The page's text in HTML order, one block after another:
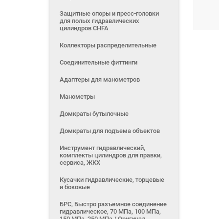
Защитные опоры и пресс-головки
для полых гидравлических
цилиндров CHFA
Коллекторы распределительные
Соединительные фиттинги
Адаптеры для манометров
Манометры
Домкраты бутылочные
Домкраты для подъема объектов
Инструмент гидравлический,
комплекты цилиндров для правки,
сервиса, ЖКХ
Кусачки гидравлические, торцевые
и боковые
БРС, Быстро разъемное соединение
гидравлическое, 70 МПа, 100 МПа,